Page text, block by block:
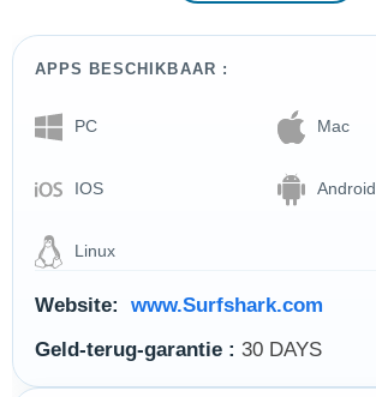
APPS BESCHIKBAAR :
PC Mac
IOS Android
Linux
Website:
www.Surfshark.com
Geld-terug-garantie : 30 DAYS